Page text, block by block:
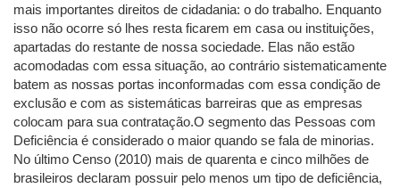
mais importantes direitos de cidadania: o do trabalho. Enquanto
isso não ocorre só lhes resta ficarem em casa ou instituições,
apartadas do restante de nossa sociedade. Elas não estão
acomodadas com essa situação, ao contrário sistematicamente
batem as nossas portas inconformadas com essa condição de
exclusão e com as sistemáticas barreiras que as empresas
colocam para sua contratação.O segmento das Pessoas com
Deficiência é considerado o maior quando se fala de minorias.
No último Censo (2010) mais de quarenta e cinco milhões de
brasileiros declaram possuir pelo menos um tipo de deficiência,